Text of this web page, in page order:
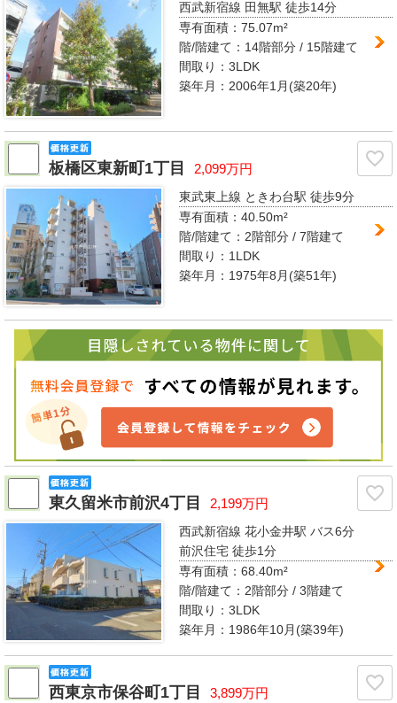
西武新宿線 田無駅徒歩14分
専有面積：75.07m²
階/階建て： 14階部分 / 15階建て
間取り：3LDK
築年月：2006年1月(築20年)
板橋区東新町1丁目 2,099万円
東武東上線 ときわ台駅徒歩9分
専有面積：40.50m²
階/階建て： 2階部分 / 7階建て
間取り： 1LDK
築年月：1975年8月(築51年)
東久留米市前沢4丁目 2,199万円
西武新宿線 花小金井駅バス6分
前沢住宅 徒歩1分
専有面積：68.40m²
階/階建て：2階部分 / 3階建て
間取り：3LDK
築年月：1986年10月(築39年)
西東京市保谷町1丁目 3,899万円